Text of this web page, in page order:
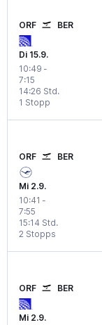
ORF BER
Di 15.9.
10:49 -
7:15
1 Stopp
14:26 Std.
ORF BER
Mi 2.9.
10:41 -
7:55
2 Stopps
15:14 Std.
ORF BER
Mi 2.9.